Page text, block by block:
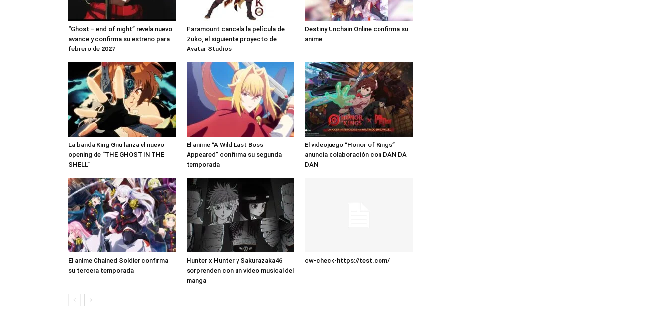
“Ghost – end of night” revela nuevo
avance y confirma su estreno para
febrero de 2027
Paramount cancela la película de
Zuko, el siguiente proyecto de
Avatar Studios
Destiny Unchain Online confirma su
anime
La banda King Gnu lanza el nuevo
opening de “THE GHOST IN THE
SHELL”
El anime “A Wild Last Boss
Appeared” confirma su segunda
temporada
El videojuego “Honor of Kings”
anuncia colaboración con DAN DA
DAN
El anime Chained Soldier confirma
su tercera temporada
Hunter x Hunter y Sakurazaka46
sorprenden con un video musical del
manga
cw-check-https://test.com/